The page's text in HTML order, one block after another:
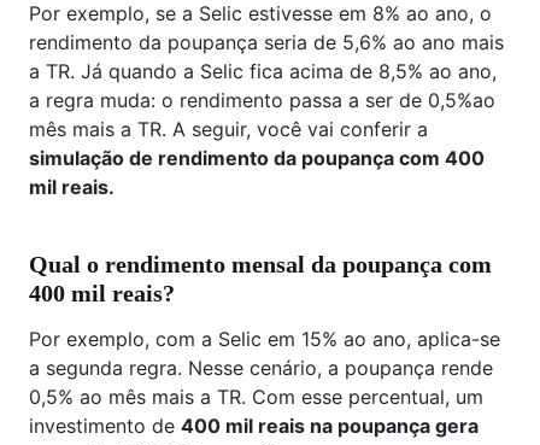
Por exemplo, se a Selic estivesse em 8% ao ano, o
rendimento da poupança seria de 5,6% ao ano mais
a TR. Já quando a Selic fica acima de 8,5% ao ano,
a regra muda: o rendimento passa a ser de 0,5%ao
mês mais a TR. A seguir, você vai conferir a
simulação de rendimento da poupança com 400
mil reais.
Qual o rendimento mensal da poupança com
400 mil reais?
Por exemplo, com a Selic em 15% ao ano, aplica-se
a segunda regra. Nesse cenário, a poupança rende
0,5% ao mês mais a TR. Com esse percentual, um
investimento de 400 mil reais na poupança gera